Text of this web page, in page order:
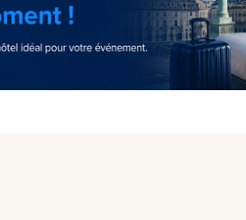
Artistes en tournée